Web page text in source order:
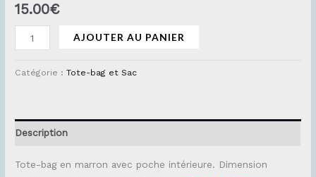
15.00€
AJOUTER AU PANIER
Catégorie :Tote-bag et Sac
Description
Tote-bag en marron avec poche intérieure. Dimension